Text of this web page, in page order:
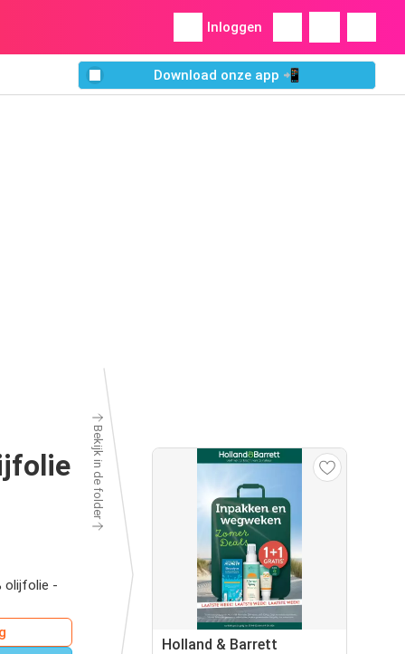
Inloggen
Download onze app 📲
olijfolie -
Bekijk in de folder
Holland & Barrett